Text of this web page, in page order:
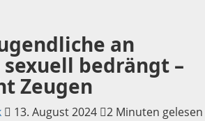
an
bedrängt –
Zeugen
13. August 2024
2 Minuten gelesen